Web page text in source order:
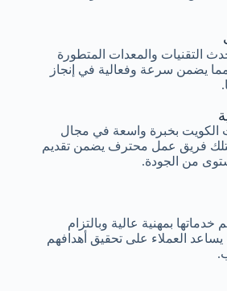
الكويت بخبرة واسعة في مجال
فريق عمل محترف يضمن تقديم
من الجودة.
التقنيات والمعدات المتطورة
يضمن سرعة وفعالية في إنجاز
خدماتها بمهنية عالية وبالتزام
العملاء على تحقيق أهدافهم